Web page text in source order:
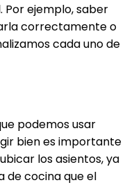
Por ejemplo, saber
correctamente o
cada uno de
podemos usar
bien es importante
los asientos, ya
de cocina que el